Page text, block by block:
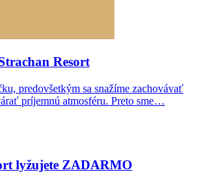
Resort
predovšetkým sa snažíme zachovávať
príjemnú atmosféru. Preto sme…
lyžujete ZADARMO